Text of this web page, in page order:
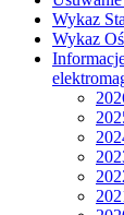
Wykaz
Wykaz